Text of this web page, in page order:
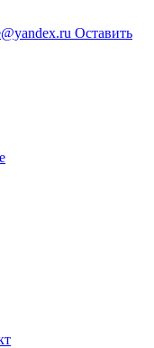
Оставить